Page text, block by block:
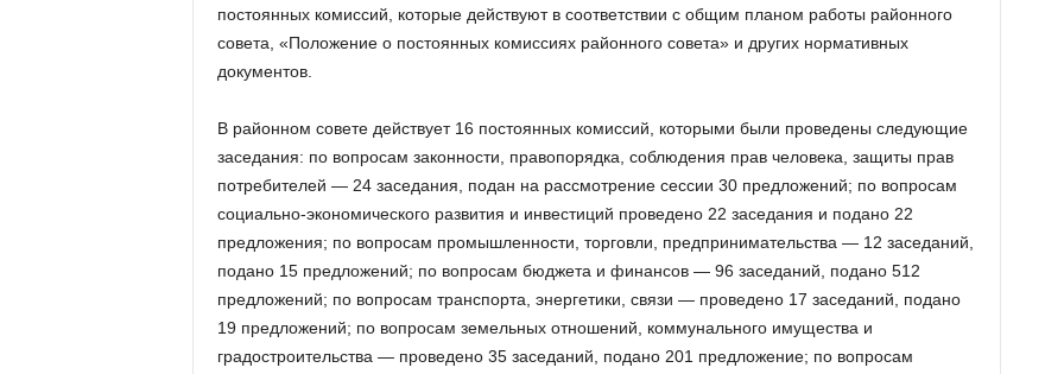
постоянных комиссий, которые действуют в соответствии с общим планом работы районного
совета, «Положение о постоянных комиссиях районного совета» и других нормативных
документов.
В районном совете действует 16 постоянных комиссий, которыми были проведены следующие
заседания: по вопросам законности, правопорядка, соблюдения прав человека, защиты прав
потребителей — 24 заседания, подан на рассмотрение сессии 30 предложений; по вопросам
социально-экономического развития и инвестиций проведено 22 заседания и подано 22
предложения; по вопросам промышленности, торговли, предпринимательства — 12 заседаний,
подано 15 предложений; по вопросам бюджета и финансов — 96 заседаний, подано 512
предложений; по вопросам транспорта, энергетики, связи — проведено 17 заседаний, подано
19 предложений; по вопросам земельных отношений, коммунального имущества и
градостроительства — проведено 35 заседаний, подано 201 предложение; по вопросам